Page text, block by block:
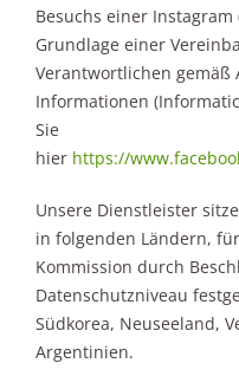
Besuchs einer
Grundlage einer
Verantwortlichen gemäß
Informationen
Sie
hier https://
Unsere Dienstleister
in folgenden Ländern,
Kommission durch
Datenschutzniveau
Südkorea, Neuseeland,
Argentinien.